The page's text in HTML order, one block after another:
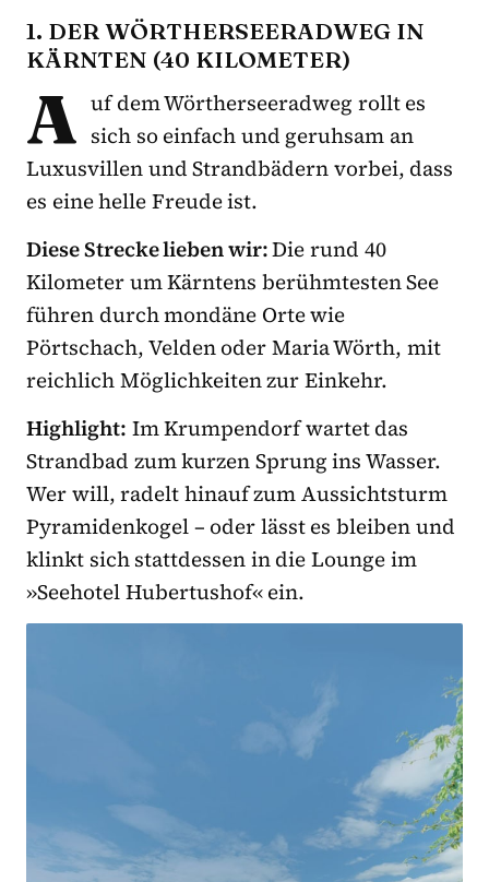
1. DER WÖRTHERSEERADWEG IN
KÄRNTEN (40 KILOMETER)
A uf dem Wörtherseeradweg rollt es
sich so einfach und geruhsam an
Luxusvillen und Strandbädern vorbei, dass
es eine helle Freude ist.
Diese Strecke lieben wir:Die rund 40
Kilometer um Kärntens berühmtesten See
führen durch mondäne Orte wie
Pörtschach, Velden oder Maria Wörth, mit
reichlich Möglichkeiten zur Einkehr.
Highlight: Im Krumpendorf wartet das
Strandbad zum kurzen Sprung ins Wasser.
Wer will, radelt hinauf zum Aussichtsturm
Pyramidenkogel – oder lässt es bleiben und
klinkt sich stattdessen in die Lounge im
»Seehotel Hubertushof« ein.